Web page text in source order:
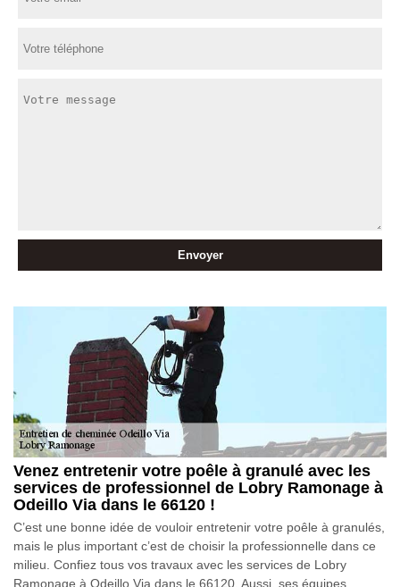
Venez entretenir votre poêle à granulé avec les
services de professionnel de Lobry Ramonage à
Odeillo Via dans le 66120 !
C’est une bonne idée de vouloir entretenir votre poêle à granulés,
mais le plus important c’est de choisir la professionnelle dans ce
milieu. Confiez tous vos travaux avec les services de Lobry
Ramonage à Odeillo Via dans le 66120. Aussi, ses équipes